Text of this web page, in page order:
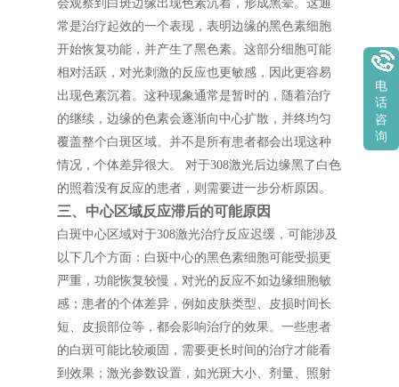
会观察到白斑边缘出现色素沉着，形成黑晕。这通
常是治疗起效的一个表现，表明边缘的黑色素细胞
开始恢复功能，并产生了黑色素。这部分细胞可能
相对活跃，对光刺激的反应也更敏感，因此更容易
出现色素沉着。这种现象通常是暂时的，随着治疗
的继续，边缘的色素会逐渐向中心扩散，并终均匀
覆盖整个白斑区域。并不是所有患者都会出现这种
情况，个体差异很大。 对于308激光后边缘黑了白色
的照着没有反应的患者，则需要进一步分析原因。
三、中心区域反应滞后的可能原因
白斑中心区域对于308激光治疗反应迟缓，可能涉及
以下几个方面：白斑中心的黑色素细胞可能受损更
严重，功能恢复较慢，对光的反应不如边缘细胞敏
感；患者的个体差异，例如皮肤类型、皮损时间长
短、皮损部位等，都会影响治疗的效果。一些患者
的白斑可能比较顽固，需要更长时间的治疗才能看
到效果；激光参数设置，如光斑大小、剂量、照射
电
话
咨
询